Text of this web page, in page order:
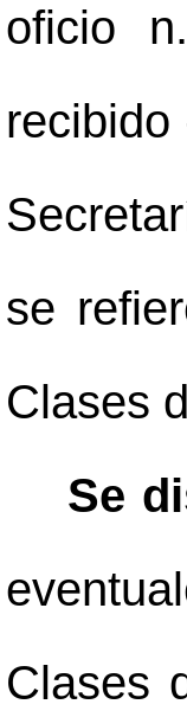
oficio
recibido
se
Clases
Se
Clases